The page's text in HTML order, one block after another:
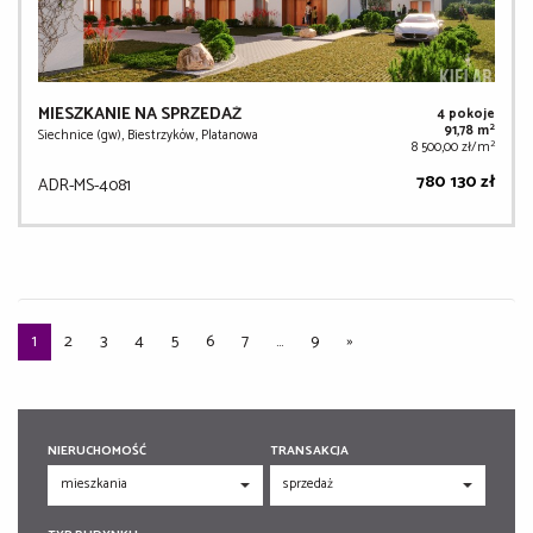
MIESZKANIE NA SPRZEDAŻ
Siechnice (gw), Biestrzyków, Platanowa
4 pokoje
91,78 m2
8 500,00 zł/m2
ADR-MS-4081 780 130 zł
1 2 3 4 5 6 7 ... 9 »
NIERUCHOMOŚĆ TRANSAKCJA